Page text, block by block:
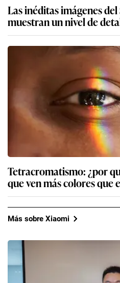
Las inéditas imágenes
muestran un nivel de
Tetracromatismo: ¿por
que ven más colores que
Más sobre Xiaomi